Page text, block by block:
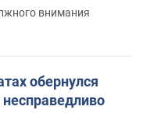
внимания
обернулся